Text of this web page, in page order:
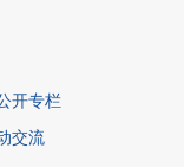
开专栏
交流